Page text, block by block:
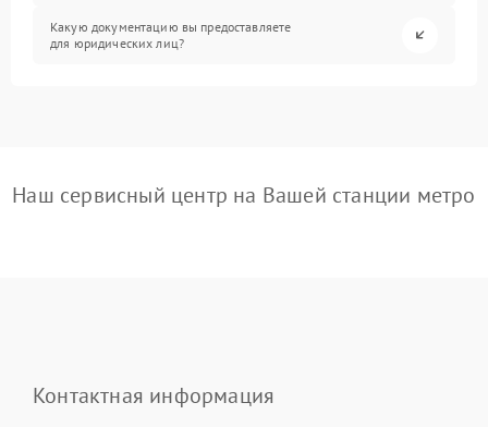
Какую документацию вы предоставляете
для юридических лиц?
Наш сервисный центр на Вашей станции метро
Контактная информация